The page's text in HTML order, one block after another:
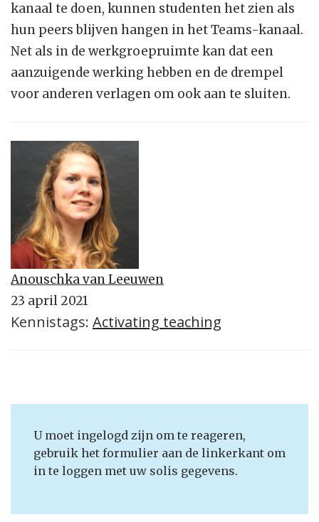
kanaal te doen, kunnen studenten het zien als
hun peers blijven hangen in het Teams-kanaal.
Net als in de werkgroepruimte kan dat een
aanzuigende werking hebben en de drempel
voor anderen verlagen om ook aan te sluiten.
Anouschka van Leeuwen
23 april 2021
Kennistags: Activating teaching
U moet ingelogd zijn om te reageren,
gebruik het formulier aan de linkerkant om
in te loggen met uw solis gegevens.